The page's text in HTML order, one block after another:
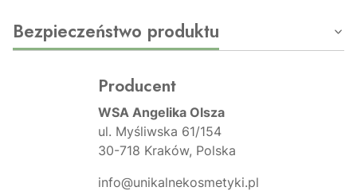
Bezpieczeństwo produktu
Producent
WSA Angelika Olsza
ul. Myśliwska 61/154
30-718 Kraków, Polska
info@unikalnekosmetyki.pl